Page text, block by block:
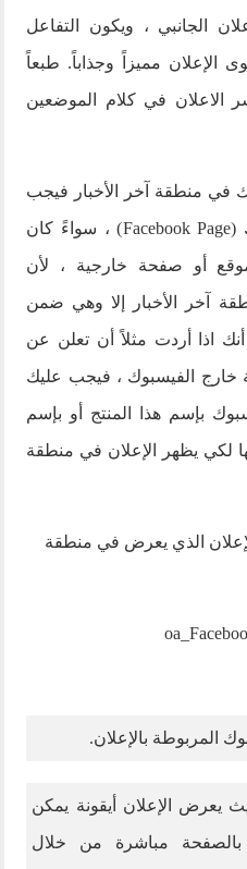
الجانبي ، ويكون التفاعل
الإعلان مميزاً وجذاباً. طبعاً
الاعلان في كلام الموضعين
في منطقة آخر الأخبار فيجب
ان يكون لديك صفحة فيسبوك (Facebook Page) ، سواءً كان
أو صفحة خارجية ، لأن
آخر الأخبار إلا وهي ضمن
اذا أردت مثلاً أن تعلن عن
الفيسبوك ، فيجب عليك
بإسم هذا المنتج أو بإسم
لكي يظهر الإعلان في منطقة
الذي يعرض في منطقة
المربوطة بالإعلان.
يعرض الإعلان أيقونة يمكن
بالصفحة مباشرة من خلال